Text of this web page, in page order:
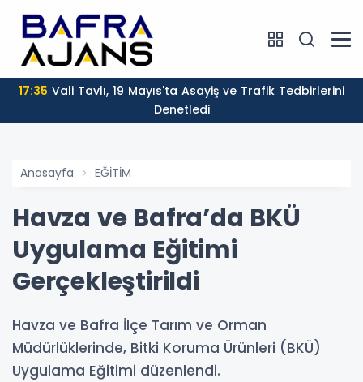
17:35
Denetledi
Anasayfa EĞİTİM
Havza ve Bafra’da BKÜ
Uygulama Eğitimi
Gerçekleştirildi
Havza ve Bafra İlçe Tarım ve Orman
Müdürlüklerinde, Bitki Koruma Ürünleri (BKÜ)
Uygulama Eğitimi düzenlendi.